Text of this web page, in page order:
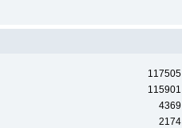
117505
115901
4369
2174